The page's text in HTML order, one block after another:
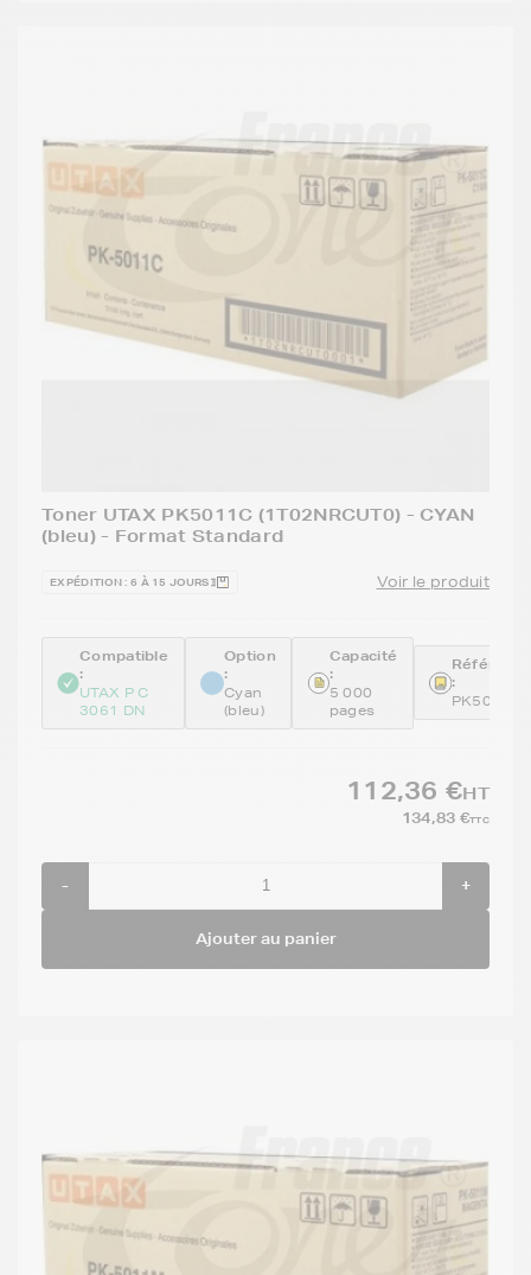
Toner UTAX PK5011C (1T02NRCUT0) - CYAN
(bleu) - Format Standard
EXPÉDITION : 6 À 15 JOURS Voir le produit
Compatible
:
UTAX P C
3061 DN
Option
:
Cyan
(bleu)
Capacité
:
5 000
pages
:
PK5011C
112,36 €HT
134,83 €TTC
- +
Ajouter au panier